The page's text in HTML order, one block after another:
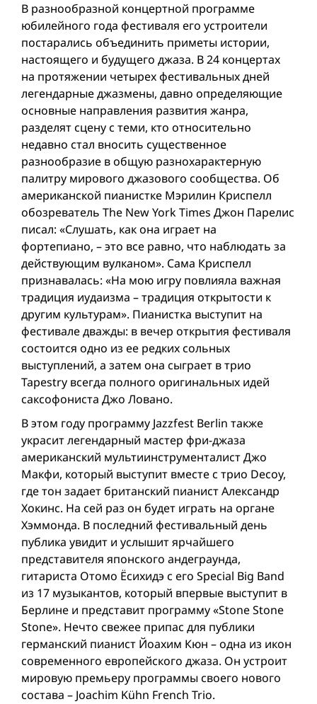
В разнообразной концертной программе
юбилейного года фестиваля его устроители
постарались объединить приметы истории,
настоящего и будущего джаза. В 24 концертах
на протяжении четырех фестивальных дней
легендарные джазмены, давно определяющие
основные направления развития жанра,
разделят сцену с теми, кто относительно
недавно стал вносить существенное
разнообразие в общую разнохарактерную
палитру мирового джазового сообщества. Об
американской пианистке Мэрилин Криспелл
обозреватель The New York Times Джон Парелис
писал: «Слушать, как она играет на
фортепиано, – это все равно, что наблюдать за
действующим вулканом». Сама Криспелл
признавалась: «На мою игру повлияла важная
традиция иудаизма – традиция открытости к
другим культурам». Пианистка выступит на
фестивале дважды: в вечер открытия фестиваля
состоится одно из ее редких сольных
выступлений, а затем она сыграет в трио
Tapestry всегда полного оригинальных идей
саксофониста Джо Ловано.
В этом году программу Jazzfest Berlin также
украсит легендарный мастер фри-джаза
американский мультиинструменталист Джо
Макфи, который выступит вместе с трио Decoy,
где тон задает британский пианист Александр
Хокинс. На сей раз он будет играть на органе
Хэммонда. В последний фестивальный день
публика увидит и услышит ярчайшeго
представителя японского андеграунда,
гитаристa Отомо Ёсихидэ с eго Special Big Band
из 17 музыкантов, который впервые выступит в
Берлине и представит программу «Stone Stone
Stone». Нечто свежее припас для публики
германский пианист Йоахим Кюн – одна из икон
современного европейского джаза. Он устроит
мировую премьеру программы своего нового
состава – Joachim Kühn French Trio.